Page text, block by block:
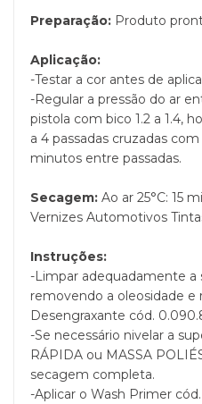
Preparação: Produto
Aplicação:
-Testar a cor antes de
-Regular a pressão do ar
pistola com bico 1.2 a 1.4,
a 4 passadas cruzadas
minutos entre passadas.
Secagem: Ao ar 25°C: 15
Vernizes Automotivos
Instruções:
-Limpar adequadamente a
removendo a oleosidade
Desengraxante cód.
-Se necessário nivelar a
RÁPIDA ou MASSA
secagem completa.
-Aplicar o Wash Primer